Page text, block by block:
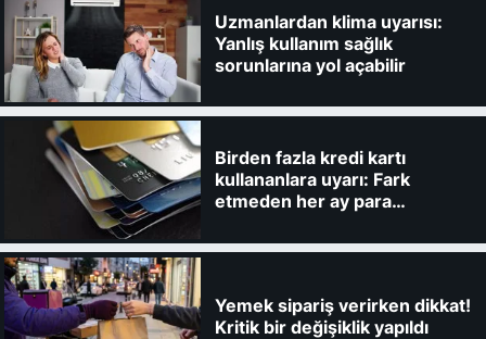
Uzmanlardan klima uyarısı:
Yanlış kullanım sağlık
sorunlarına yol açabilir
Birden fazla kredi kartı
kullananlara uyarı: Fark
etmeden her ay para
Yemek sipariş verirken dikkat!
Kritik bir değişiklik yapıldı